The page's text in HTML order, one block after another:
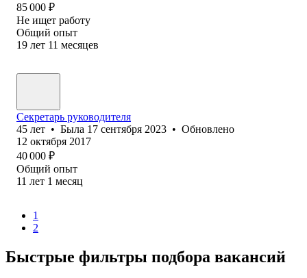
85 000 ₽
Не ищет работу
Общий опыт
19 лет 11 месяцев
Секретарь руководителя
45 лет • Была 17 сентября 2023 • Обновлено
12 октября 2017
40 000 ₽
Общий опыт
11 лет 1 месяц
1
2
Быстрые фильтры подбора вакансий